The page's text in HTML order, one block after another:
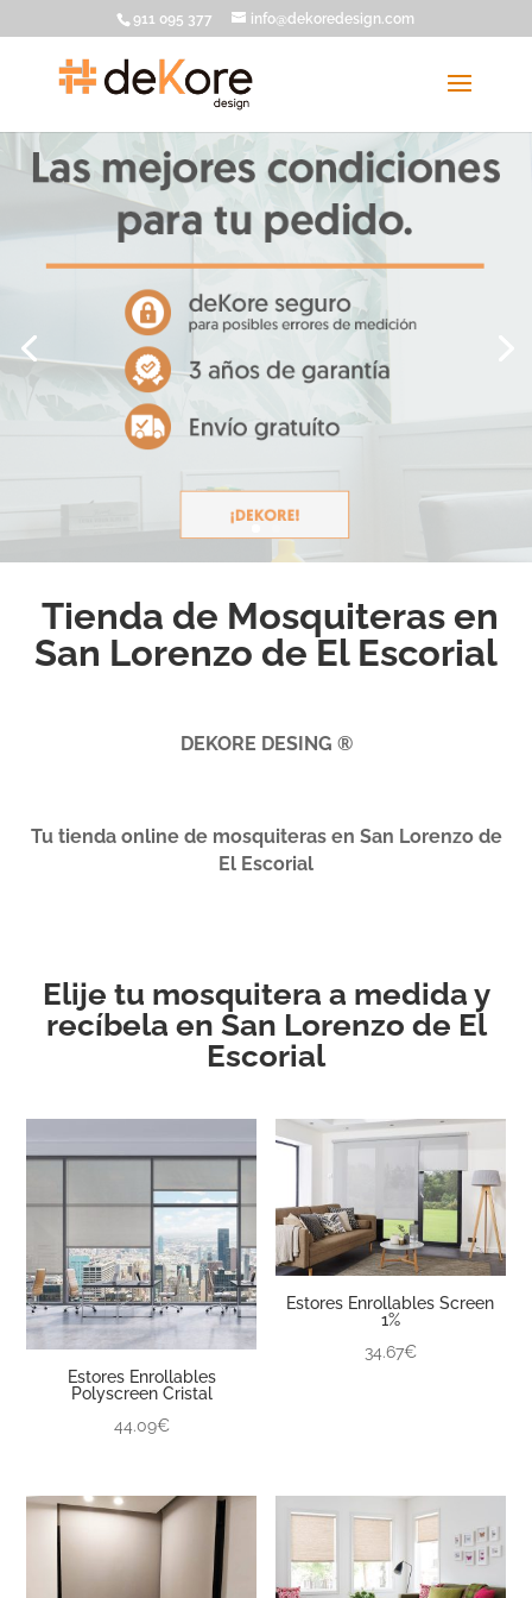
911 095 377 info@dekoredesign.com
Tienda de Mosquiteras en
San Lorenzo de El Escorial
DEKORE DESING ®
Tu tienda online de mosquiteras en San Lorenzo de
El Escorial
Elije tu mosquitera a medida y
recíbela en San Lorenzo de El
Escorial
Estores Enrollables
Polyscreen Cristal
44.09€
Estores Enrollables Screen
1%
34.67€